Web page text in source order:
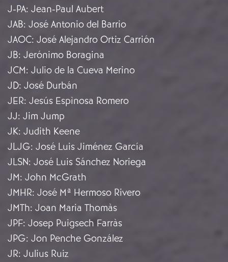
J-PA: Jean-Paul Aubert
JAB: José Antonio del Barrio
JAOC: José Alejandro Ortiz Carrión
JB: Jerónimo Boragina
JCM: Julio de la Cueva Merino
JD: José Durbán
JER: Jesús Espìnosa Romero
JJ: Jim Jump
JK: Judith Keene
JLJG: José Luis Jiménez García
JLSN: José Luis Sánchez Noriega
JM: John McGrath
JMHR: José Mª Hermoso Rivero
JMTh: Joan Maria Thomàs
JPF: Josep Puigsech Farràs
JPG: Jon Penche González
JR: Julius Ruiz